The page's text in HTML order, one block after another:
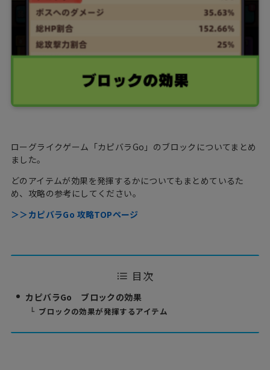
ローグライクゲーム「カピバラGo」のブロックについてまとめ
ました。
どのアイテムが効果を発揮するかについてもまとめているた
め、攻略の参考にしてください。
＞＞カピバラGo 攻略TOPページ
目次
カピバラGo ブロックの効果
ブロックの効果が発揮するアイテム